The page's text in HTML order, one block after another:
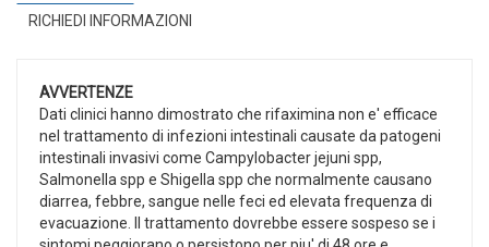
RICHIEDI INFORMAZIONI
AVVERTENZE
Dati clinici hanno dimostrato che rifaximina non e' efficace
nel trattamento di infezioni intestinali causate da patogeni
intestinali invasivi come Campylobacter jejuni spp,
Salmonella spp e Shigella spp che normalmente causano
diarrea, febbre, sangue nelle feci ed elevata frequenza di
evacuazione. Il trattamento dovrebbe essere sospeso se i